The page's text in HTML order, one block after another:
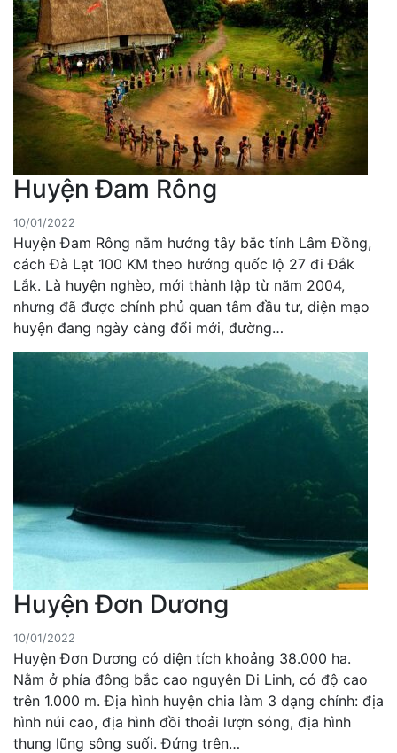
Huyện Đam Rông
10/01/2022
Huyện Đam Rông nằm hướng tây bắc tỉnh Lâm Đồng,
cách Đà Lạt 100 KM theo hướng quốc lộ 27 đi Đắk
Lắk. Là huyện nghèo, mới thành lập từ năm 2004,
nhưng đã được chính phủ quan tâm đầu tư, diện mạo
huyện đang ngày càng đổi mới, đường…
Huyện Đơn Dương
10/01/2022
Huyện Đơn Dương có diện tích khoảng 38.000 ha.
Nằm ở phía đông bắc cao nguyên Di Linh, có độ cao
trên 1.000 m. Địa hình huyện chia làm 3 dạng chính: địa
hình núi cao, địa hình đồi thoải lượn sóng, địa hình
thung lũng sông suối. Đứng trên…